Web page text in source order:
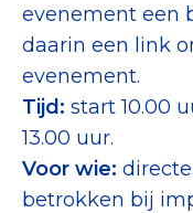
evenement een
daarin een link
evenement.
Tijd: start 10.00
13.00 uur.
Voor wie:
betrokken bij